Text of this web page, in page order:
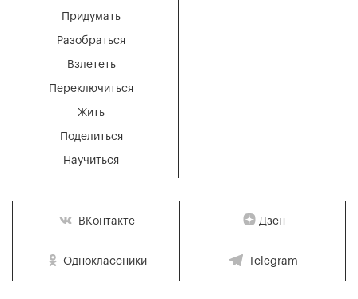
Придумать
Разобраться
Взлететь
Переключиться
Жить
Поделиться
Научиться
ВКонтакте Дзен
Одноклассники Telegram